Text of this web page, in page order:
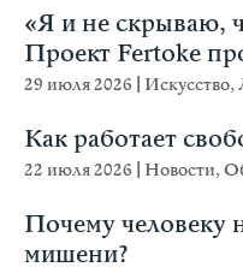
«Я и не скрываю,
Проект Fertoke
29 июля 2026 Искусство,
Как работает
22 июля 2026 Новости,
Почему человеку
мишени?